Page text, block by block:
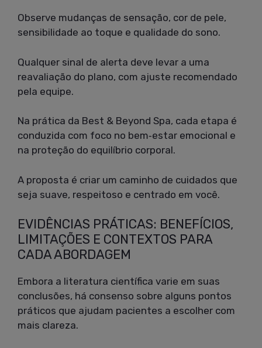
Observe mudanças de sensação, cor de pele,
sensibilidade ao toque e qualidade do sono.
Qualquer sinal de alerta deve levar a uma
reavaliação do plano, com ajuste recomendado
pela equipe.
Na prática da Best & Beyond Spa, cada etapa é
conduzida com foco no bem‑estar emocional e
na proteção do equilíbrio corporal.
A proposta é criar um caminho de cuidados que
seja suave, respeitoso e centrado em você.
EVIDÊNCIAS PRÁTICAS: BENEFÍCIOS,
LIMITAÇÕES E CONTEXTOS PARA
CADA ABORDAGEM
Embora a literatura científica varie em suas
conclusões, há consenso sobre alguns pontos
práticos que ajudam pacientes a escolher com
mais clareza.